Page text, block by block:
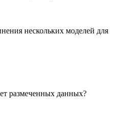
нескольких моделей для
размеченных данных?